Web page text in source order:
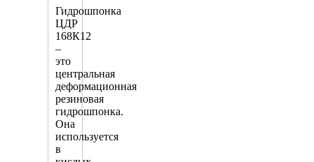
Гидрошпонка
ЦДР
168К12
–
это
центральная
деформационная
резиновая
гидрошпонка.
Она
используется
в